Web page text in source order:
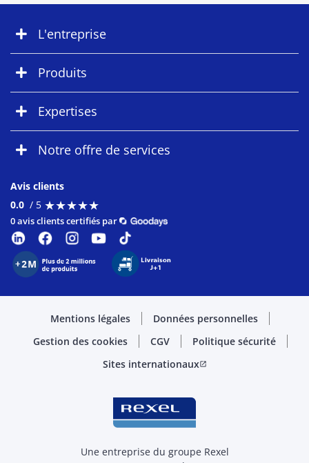
L'entreprise
Produits
Expertises
Notre offre de services
Avis clients
0.0 / 5 ★★★★★
★★★★★
0 avis clients certifiés par
Mentions légales
Données personnelles
Gestion des cookies
CGV
Politique sécurité
Sites internationauxopen_in_new
Une entreprise du groupe Rexel